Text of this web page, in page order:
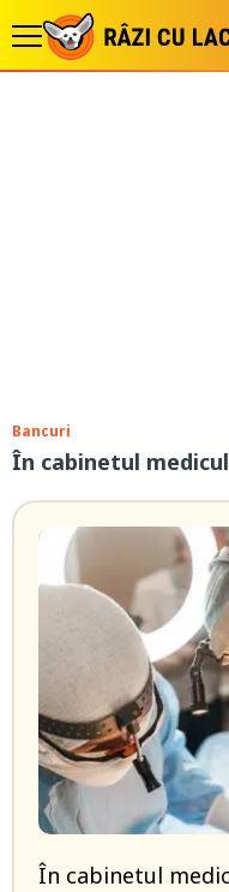
Bancuri
În cabinetul
În cabinetul